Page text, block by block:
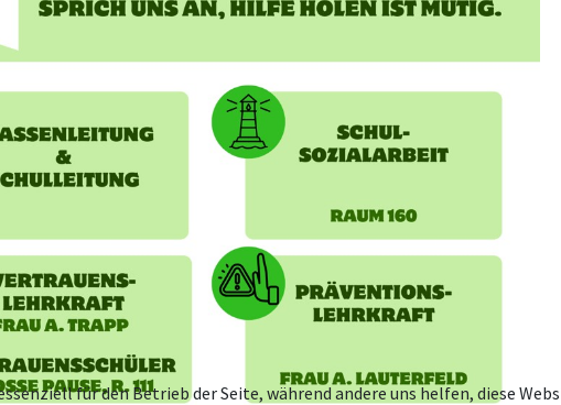
für den Betrieb der Seite, während andere uns helfen, diese